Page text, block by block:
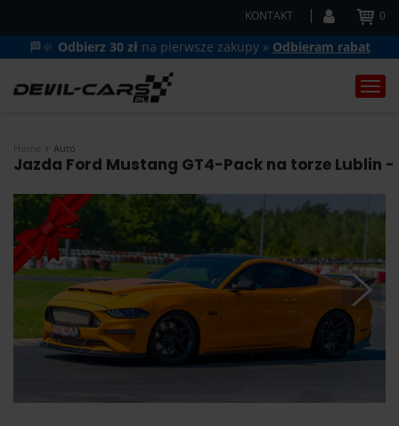
KONTAKT 0
🏁🔆 Odbierz 30 zł na pierwsze zakupy » Odbieram rabat
Home Auto
Jazda Ford Mustang GT4-Pack na torze Lublin -